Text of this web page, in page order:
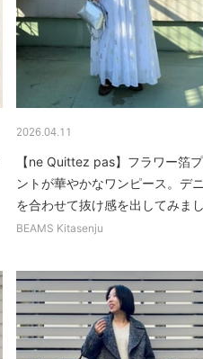
2026.04.11
【ne Quittez pas】フラワー箔
ントが華やかなワンピース。デ
を合わせて抜け感を出してみま
BEAMS Kitasenju